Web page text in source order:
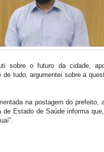
sobre o futuro da cidade,
tudo, argumentei sobre a
na postagem do prefeito,
Estado de Saúde informa